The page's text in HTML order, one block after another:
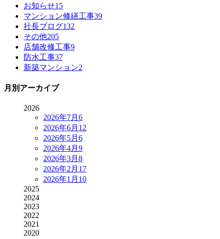
お知らせ15
マンション修繕工事39
社長ブログ132
その他205
店舗改修工事9
防水工事37
新築マンション2
月別アーカイブ
2026
2026年7月 6
2026年6月 12
2026年5月 6
2026年4月 9
2026年3月 8
2026年2月 17
2026年1月 10
2025
2024
2023
2022
2021
2020